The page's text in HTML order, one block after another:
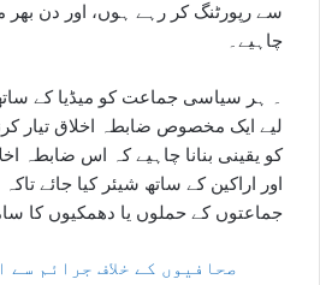
سے رپورٹنگ کر رہے ہوں، اور دن بھر
چاہیے۔
۔ ہر سیاسی جماعت کو میڈیا کے
لیے ایک مخصوص ضابطہ اخلاق تیار
کو یقینی بنانا چاہیے کہ اس ضابطہ
اور اراکین کے ساتھ شیئر کیا جائے
جماعتوں کے حملوں یا دھمکیوں کا
صحافیوں کے خلاف جرائم سے